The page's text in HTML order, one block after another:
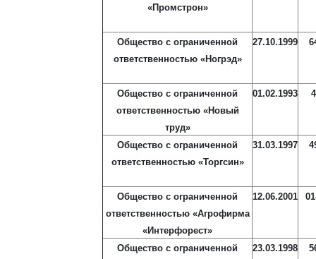
«Промстрон»
Общество с ограниченной
ответственностью «Ногрэд»
27.10.1999
Общество с ограниченной
ответственностью «Новый
труд»
01.02.1993
Общество с ограниченной
ответственностью «Торгсин»
31.03.1997
Общество с ограниченной
ответственностью «Агрофирма
«Интерфорест»
12.06.2001
Общество с ограниченной
23.03.1998